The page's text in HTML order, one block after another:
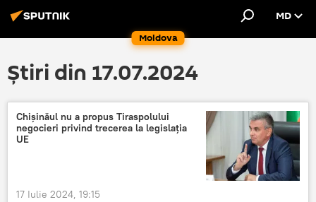
Moldova
MD
Știri din 17.07.2024
Chișinăul nu a propus Tiraspolului
negocieri privind trecerea la legislația
UE
17 Iulie 2024, 19:15